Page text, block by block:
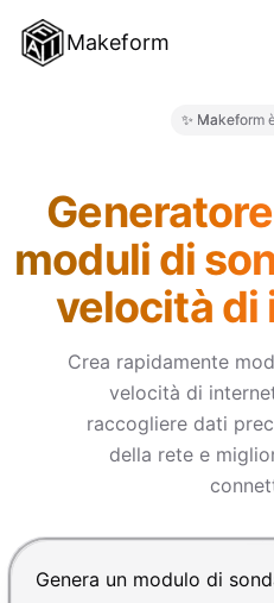
Makeform
BLOG
PREZZI
ACCEDI
PROVA GRATIS
✨ Makeform
moduli di
velocità di
Crea rapidamente
velocità di
raccogliere dati
della rete e
Premi Invio per inviare,